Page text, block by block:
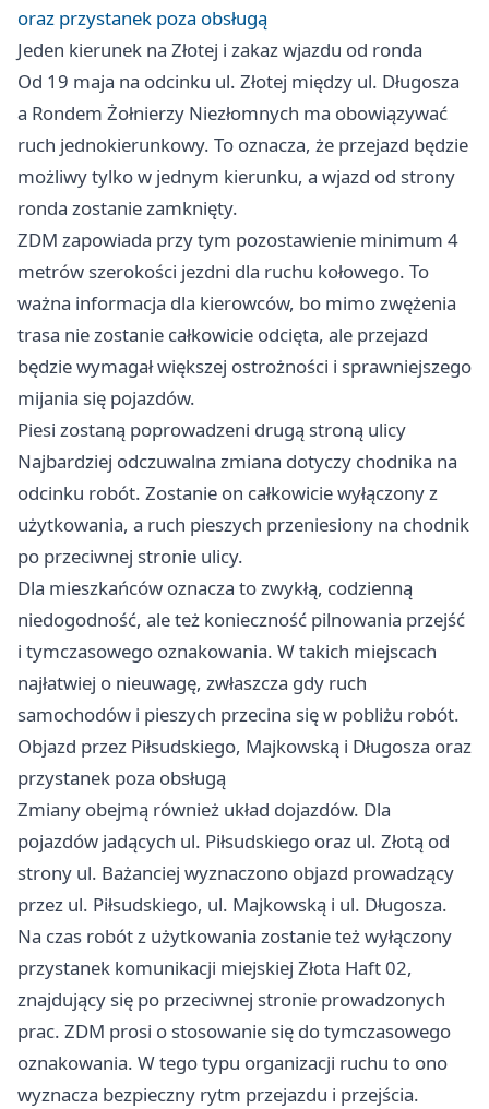
oraz przystanek poza obsługą
Jeden kierunek na Złotej i zakaz wjazdu od ronda
Od 19 maja na odcinku ul. Złotej między ul. Długosza
a Rondem Żołnierzy Niezłomnych ma obowiązywać
ruch jednokierunkowy. To oznacza, że przejazd będzie
możliwy tylko w jednym kierunku, a wjazd od strony
ronda zostanie zamknięty.
ZDM zapowiada przy tym pozostawienie minimum 4
metrów szerokości jezdni dla ruchu kołowego. To
ważna informacja dla kierowców, bo mimo zwężenia
trasa nie zostanie całkowicie odcięta, ale przejazd
będzie wymagał większej ostrożności i sprawniejszego
mijania się pojazdów.
Piesi zostaną poprowadzeni drugą stroną ulicy
Najbardziej odczuwalna zmiana dotyczy chodnika na
odcinku robót. Zostanie on całkowicie wyłączony z
użytkowania, a ruch pieszych przeniesiony na chodnik
po przeciwnej stronie ulicy.
Dla mieszkańców oznacza to zwykłą, codzienną
niedogodność, ale też konieczność pilnowania przejść
i tymczasowego oznakowania. W takich miejscach
najłatwiej o nieuwagę, zwłaszcza gdy ruch
samochodów i pieszych przecina się w pobliżu robót.
Objazd przez Piłsudskiego, Majkowską i Długosza oraz
przystanek poza obsługą
Zmiany obejmą również układ dojazdów. Dla
pojazdów jadących ul. Piłsudskiego oraz ul. Złotą od
strony ul. Bażanciej wyznaczono objazd prowadzący
przez ul. Piłsudskiego, ul. Majkowską i ul. Długosza.
Na czas robót z użytkowania zostanie też wyłączony
przystanek komunikacji miejskiej Złota Haft 02,
znajdujący się po przeciwnej stronie prowadzonych
prac. ZDM prosi o stosowanie się do tymczasowego
oznakowania. W tego typu organizacji ruchu to ono
wyznacza bezpieczny rytm przejazdu i przejścia.